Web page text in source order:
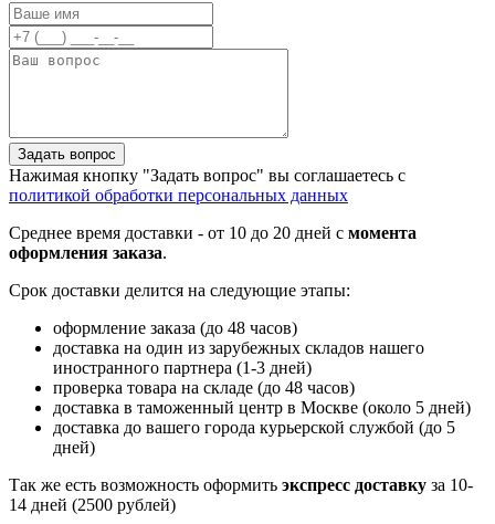
Задать вопрос
Нажимая кнопку "Задать вопрос" вы соглашаетесь с
политикой обработки персональных данных
Среднее время доставки - от 10 до 20 дней с момента
оформления заказа.
Срок доставки делится на следующие этапы:
оформление заказа (до 48 часов)
доставка на один из зарубежных складов нашего
иностранного партнера (1-3 дней)
проверка товара на складе (до 48 часов)
доставка в таможенный центр в Москве (около 5 дней)
доставка до вашего города курьерской службой (до 5
дней)
Так же есть возможность оформить экспресс доставку за 10-
14 дней (2500 рублей)